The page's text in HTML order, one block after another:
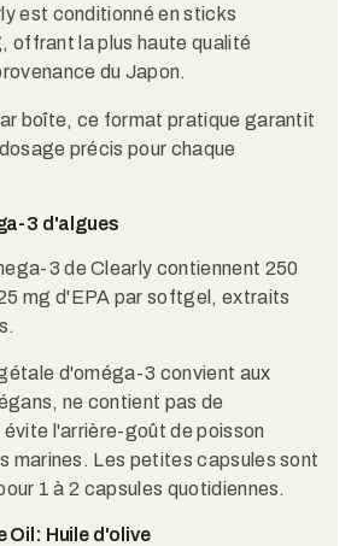
est conditionné en sticks
offrant la plus haute qualité
du Japon.
boîte, ce format pratique garantit
précis pour chaque
3 d'algues
3 de Clearly contiennent 250
mg d'EPA par softgel, extraits
d'oméga-3 convient aux
ne contient pas de
l'arrière-goût de poisson
marines. Les petites capsules sont
1 à 2 capsules quotidiennes.
Oil: Huile d'olive